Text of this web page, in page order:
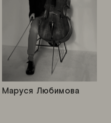
Маруся Любимова